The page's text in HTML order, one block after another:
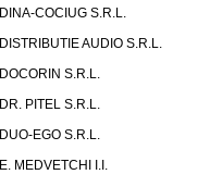
DINA-COCIUG S.R.L.
DISTRIBUTIE AUDIO S.R.L.
DOCORIN S.R.L.
DR. PITEL S.R.L.
DUO-EGO S.R.L.
E. MEDVETCHI I.I.